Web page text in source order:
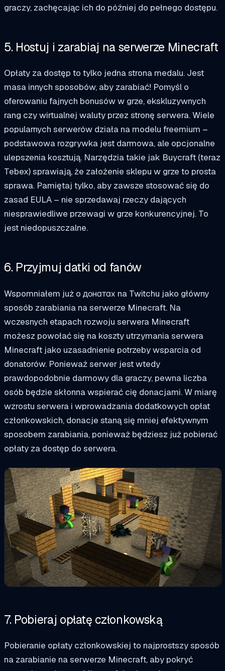
graczy, zachęcając ich do później do pełnego dostępu.
5. Hostuj i zarabiaj na serwerze Minecraft
Opłaty za dostęp to tylko jedna strona medalu. Jest
masa innych sposobów, aby zarabiać! Pomyśl o
oferowaniu fajnych bonusów w grze, ekskluzywnych
rang czy wirtualnej waluty przez stronę serwera. Wiele
popularnych serwerów działa na modelu freemium –
podstawowa rozgrywka jest darmowa, ale opcjonalne
ulepszenia kosztują. Narzędzia takie jak Buycraft (teraz
Tebex) sprawiają, że założenie sklepu w grze to prosta
sprawa. Pamiętaj tylko, aby zawsze stosować się do
zasad EULA – nie sprzedawaj rzeczy dających
niesprawiedliwe przewagi w grze konkurencyjnej. To
jest niedopuszczalne.
6. Przyjmuj datki od fanów
Wspomniałem już o донатах na Twitchu jako główny
sposób zarabiania na serwerze Minecraft. Na
wczesnych etapach rozwoju serwera Minecraft
możesz powołać się na koszty utrzymania serwera
Minecraft jako uzasadnienie potrzeby wsparcia od
donatorów. Ponieważ serwer jest wtedy
prawdopodobnie darmowy dla graczy, pewna liczba
osób będzie skłonna wspierać cię donacjami. W miarę
wzrostu serwera i wprowadzania dodatkowych opłat
członkowskich, donacje staną się mniej efektywnym
sposobem zarabiania, ponieważ będziesz już pobierać
opłaty za dostęp do serwera.
7. Pobieraj opłatę członkowską
Pobieranie opłaty członkowskiej to najprostszy sposób
na zarabianie na serwerze Minecraft, aby pokryć